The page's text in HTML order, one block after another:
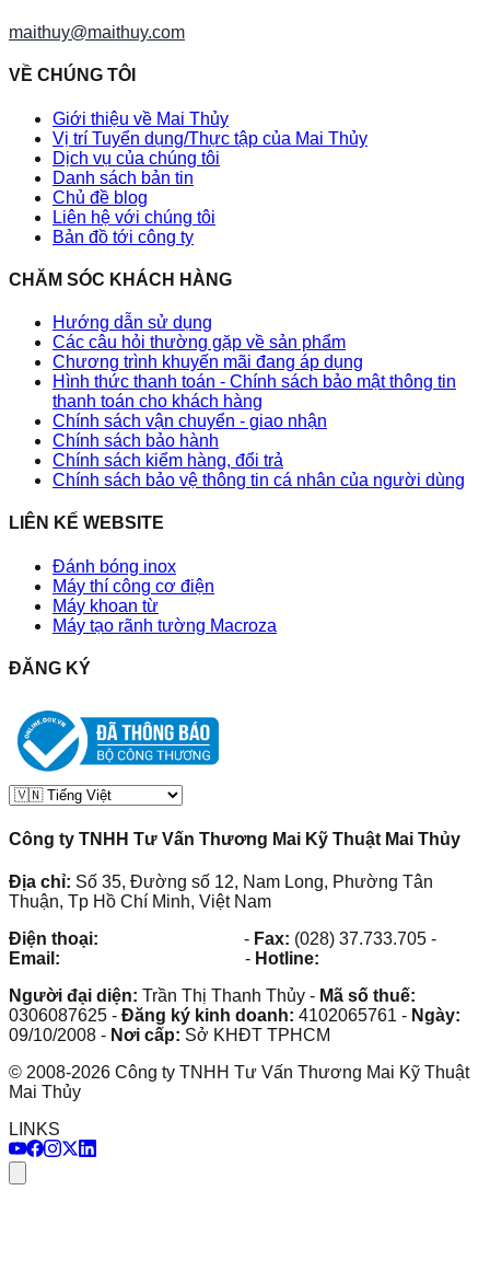
maithuy@maithuy.com
VỀ CHÚNG TÔI
Giới thiệu về Mai Thủy
Vị trí Tuyển dụng/Thực tập của Mai Thủy
Dịch vụ của chúng tôi
Danh sách bản tin
Chủ đề blog
Liên hệ với chúng tôi
Bản đồ tới công ty
CHĂM SÓC KHÁCH HÀNG
Hướng dẫn sử dụng
Các câu hỏi thường gặp về sản phẩm
Chương trình khuyến mãi đang áp dụng
Hình thức thanh toán - Chính sách bảo mật thông tin
thanh toán cho khách hàng
Chính sách vận chuyển - giao nhận
Chính sách bảo hành
Chính sách kiểm hàng, đổi trả
Chính sách bảo vệ thông tin cá nhân của người dùng
LIÊN KẾ WEBSITE
Đánh bóng inox
Máy thí công cơ điện
Máy khoan từ
Máy tạo rãnh tường Macroza
ĐĂNG KÝ
Công ty TNHH Tư Vấn Thương Mai Kỹ Thuật Mai Thủy
Địa chỉ: Số 35, Đường số 12, Nam Long, Phường Tân
Thuận, Tp Hồ Chí Minh, Việt Nam
Điện thoại:
- Fax: (028) 37.733.705 -
Email:
- Hotline:
Người đại diện: Trần Thị Thanh Thủy - Mã số thuế:
0306087625 - Đăng ký kinh doanh: 4102065761 - Ngày:
09/10/2008 - Nơi cấp: Sở KHĐT TPHCM
© 2008-2026 Công ty TNHH Tư Vấn Thương Mai Kỹ Thuật
Mai Thủy
LINKS